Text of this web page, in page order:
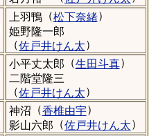
上羽鴨（松下奈緒）
姫野隆一郎
（佐戸井けん太）
小平丈太郎 （生田斗真）
二階堂隆三
（佐戸井けん太）
神沼 （香椎由宇）
影山六郎 （佐戸井けん太）